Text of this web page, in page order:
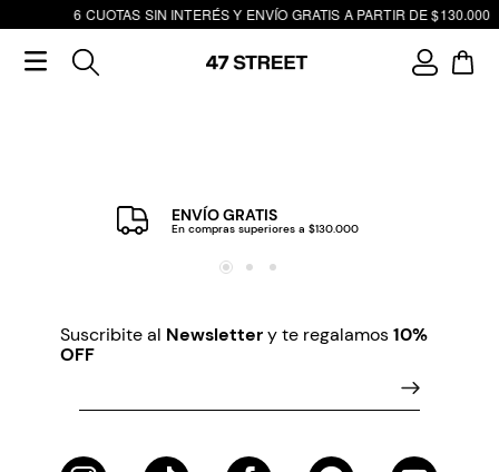
6 CUOTAS SIN INTERÉS Y ENVÍO GRATIS A PARTIR DE $130.000
ENVÍO GRATIS
En compras superiores a $130.000
Suscribite al Newslettery te regalamos10%
OFF